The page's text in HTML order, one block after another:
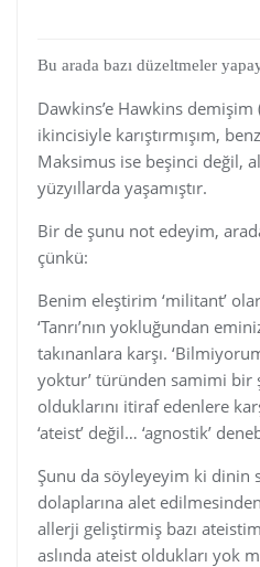
Bu arada bazı düzeltmeler
Dawkins’e Hawkins
ikincisiyle karıştırmışım,
Maksimus ise beşinci değil,
yüzyıllarda yaşamıştır.
Bir de şunu not edeyim,
çünkü:
Benim eleştirim ‘militant’
‘Tanrı’nın yokluğundan
takınanlara karşı.
yoktur’ türünden samimi bir
olduklarını itiraf edenlere
‘ateist’ değil… ‘agnostik’
Şunu da söyleyeyim ki dinin
dolaplarına alet
allerji geliştirmiş bazı
aslında ateist oldukları yok